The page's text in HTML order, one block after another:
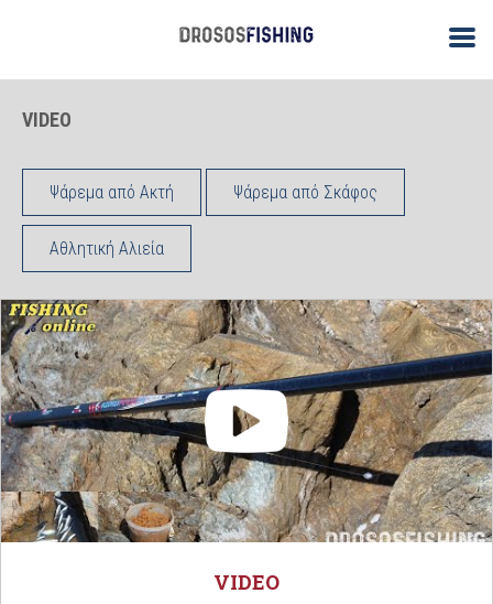
VIDEO
Ψάρεμα από Ακτή Ψάρεμα από Σκάφος
Αθλητική Αλιεία
VIDEO